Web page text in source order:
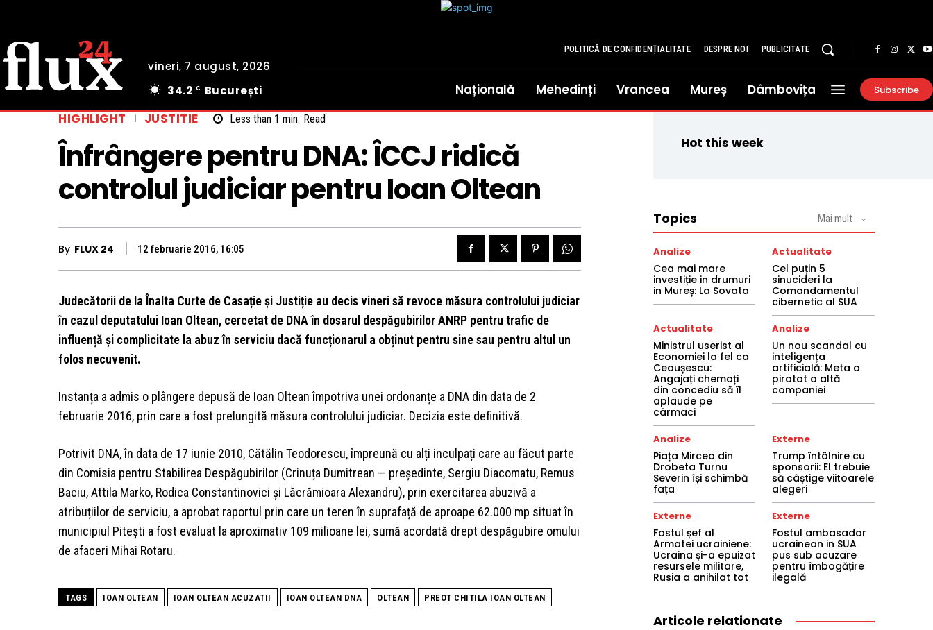
vineri, 7 august, 2026
34.2 C București
POLITICĂ DE CONFIDENȚIALITATE DESPRE NOI PUBLICITATE
Națională Mehedinți Vrancea Mureș Dâmbovița Subscribe
HIGHLIGHT JUSTITIE Less than 1 min. Read
Înfrângere pentru DNA: ÎCCJ ridică
controlul judiciar pentru Ioan Oltean
By FLUX 24 12 februarie 2016, 16:05
Judecătorii de la Înalta Curte de Casație și Justiție au decis vineri să revoce măsura controlului judiciar
în cazul deputatului Ioan Oltean, cercetat de DNA în dosarul despăgubirilor ANRP pentru trafic de
influență și complicitate la abuz în serviciu dacă funcționarul a obținut pentru sine sau pentru altul un
folos necuvenit.
Instanța a admis o plângere depusă de Ioan Oltean împotriva unei ordonanțe a DNA din data de 2
februarie 2016, prin care a fost prelungită măsura controlului judiciar. Decizia este definitivă.
Potrivit DNA, în data de 17 iunie 2010, Cătălin Teodorescu, împreună cu alți inculpați care au făcut parte
din Comisia pentru Stabilirea Despăgubirilor (Crinuța Dumitrean — președinte, Sergiu Diacomatu, Remus
Baciu, Attila Marko, Rodica Constantinovici și Lăcrămioara Alexandru), prin exercitarea abuzivă a
atribuțiilor de serviciu, a aprobat raportul prin care un teren în suprafață de aproape 62.000 mp situat în
municipiul Pitești a fost evaluat la aproximativ 109 milioane lei, sumă acordată drept despăgubire omului
de afaceri Mihai Rotaru.
TAGS IOAN OLTEAN IOAN OLTEAN ACUZATII IOAN OLTEAN DNA OLTEAN PREOT CHITILA IOAN OLTEAN
Hot this week
Topics Mai mult
Analize
Cea mai mare
investiție in drumuri
in Mureș: La Sovata
Actualitate
Cel puțin 5
sinucideri la
Comandamentul
cibernetic al SUA
Actualitate
Ministrul userist al
Economiei la fel ca
Ceaușescu:
Angajați chemați
din concediu să îl
aplaude pe
cârmaci
Analize
Un nou scandal cu
inteligența
artificială: Meta a
piratat o altă
companiei
Analize
Piața Mircea din
Drobeta Turnu
Severin își schimbă
fața
Externe
Trump întâlnire cu
sponsorii: El trebuie
să câștige viitoarele
alegeri
Externe
Fostul șef al
Armatei ucrainiene:
Ucraina și-a epuizat
resursele militare,
Rusia a anihilat tot
Externe
Fostul ambasador
ucrainean in SUA
pus sub acuzare
pentru îmbogățire
ilegală
Articole relationate